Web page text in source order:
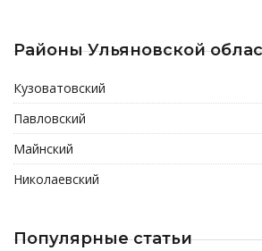
Районы Ульяновской
Кузоватовский
Павловский
Майнский
Николаевский
Популярные статьи